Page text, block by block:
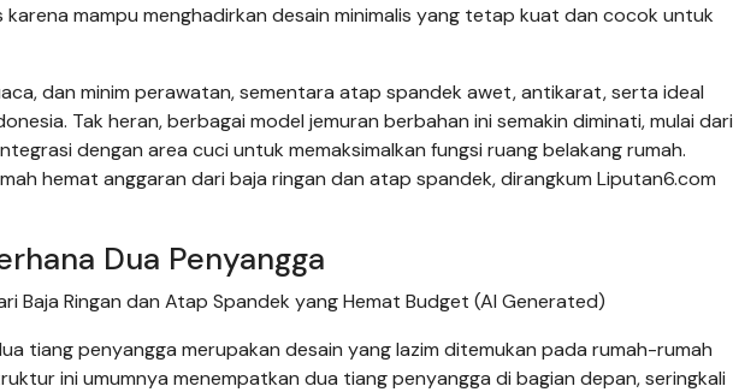
karena mampu menghadirkan desain minimalis yang tetap kuat dan cocok untuk
dan minim perawatan, sementara atap spandek awet, antikarat, serta ideal
Tak heran, berbagai model jemuran berbahan ini semakin diminati, mulai dari
dengan area cuci untuk memaksimalkan fungsi ruang belakang rumah.
hemat anggaran dari baja ringan dan atap spandek, dirangkum Liputan6.com
Dua Penyangga
Baja Ringan dan Atap Spandek yang Hemat Budget (AI Generated)
tiang penyangga merupakan desain yang lazim ditemukan pada rumah-rumah
ini umumnya menempatkan dua tiang penyangga di bagian depan, seringkali